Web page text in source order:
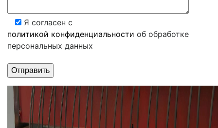
Я согласен с
политикой конфиденциальности об обработке
персональных данных